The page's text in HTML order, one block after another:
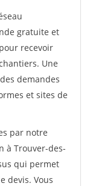
gratuite et
recevoir
Une
demandes
et sites de
par notre
à Trouver-des-
qui permet
devis. Vous